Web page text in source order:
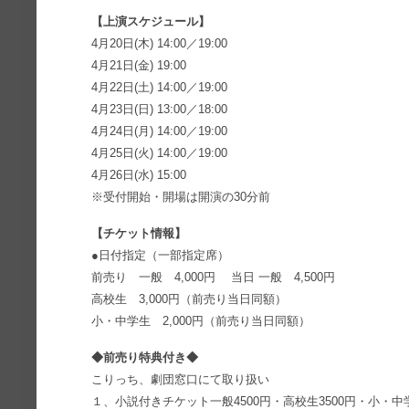
【上演スケジュール】
4月20日(木) 14:00／19:00
4月21日(金) 19:00
4月22日(土) 14:00／19:00
4月23日(日) 13:00／18:00
4月24日(月) 14:00／19:00
4月25日(火) 14:00／19:00
4月26日(水) 15:00
※受付開始・開場は開演の30分前
【チケット情報】
●日付指定（一部指定席）
前売り 一般 4,000円 当日 一般 4,500円
高校生 3,000円（前売り当日同額）
小・中学生 2,000円（前売り当日同額）
◆前売り特典付き◆
こりっち、劇団窓口にて取り扱い
１、小説付きチケット一般4500円・高校生3500円・小・中